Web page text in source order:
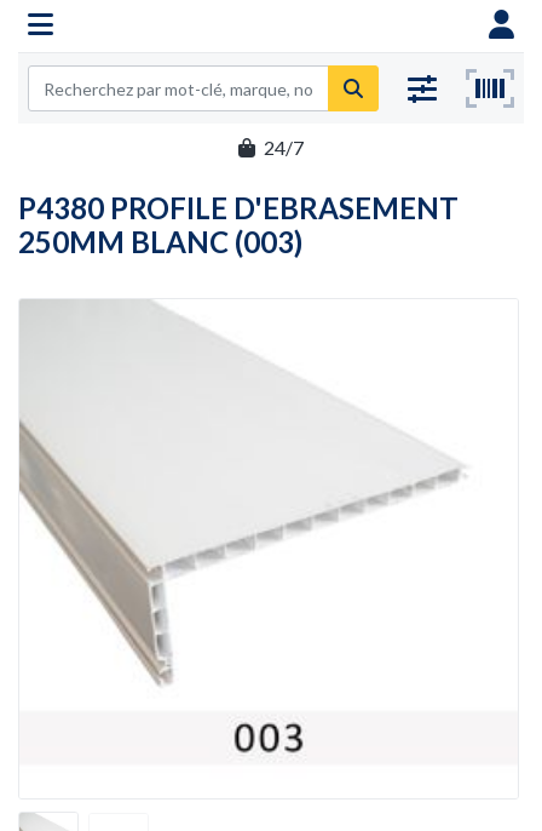
24/7
P4380 PROFILE D'EBRASEMENT
250MM BLANC (003)